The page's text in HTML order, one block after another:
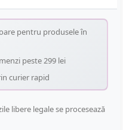
pentru produsele în
peste 299 lei
curier rapid
libere legale se procesează